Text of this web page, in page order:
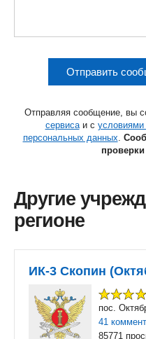
Отправить
Отправляя сообщение, вы
сервисаи с условиями
персональных данных.
Другие
регионе
ИК-3 Скопин
пос.
41
85771